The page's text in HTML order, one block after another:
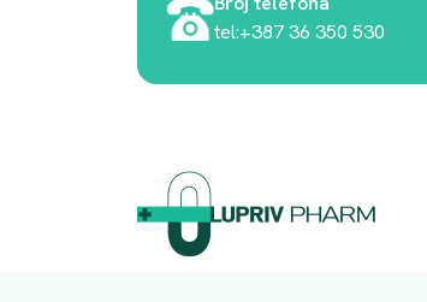
tel:+387 36 350 530